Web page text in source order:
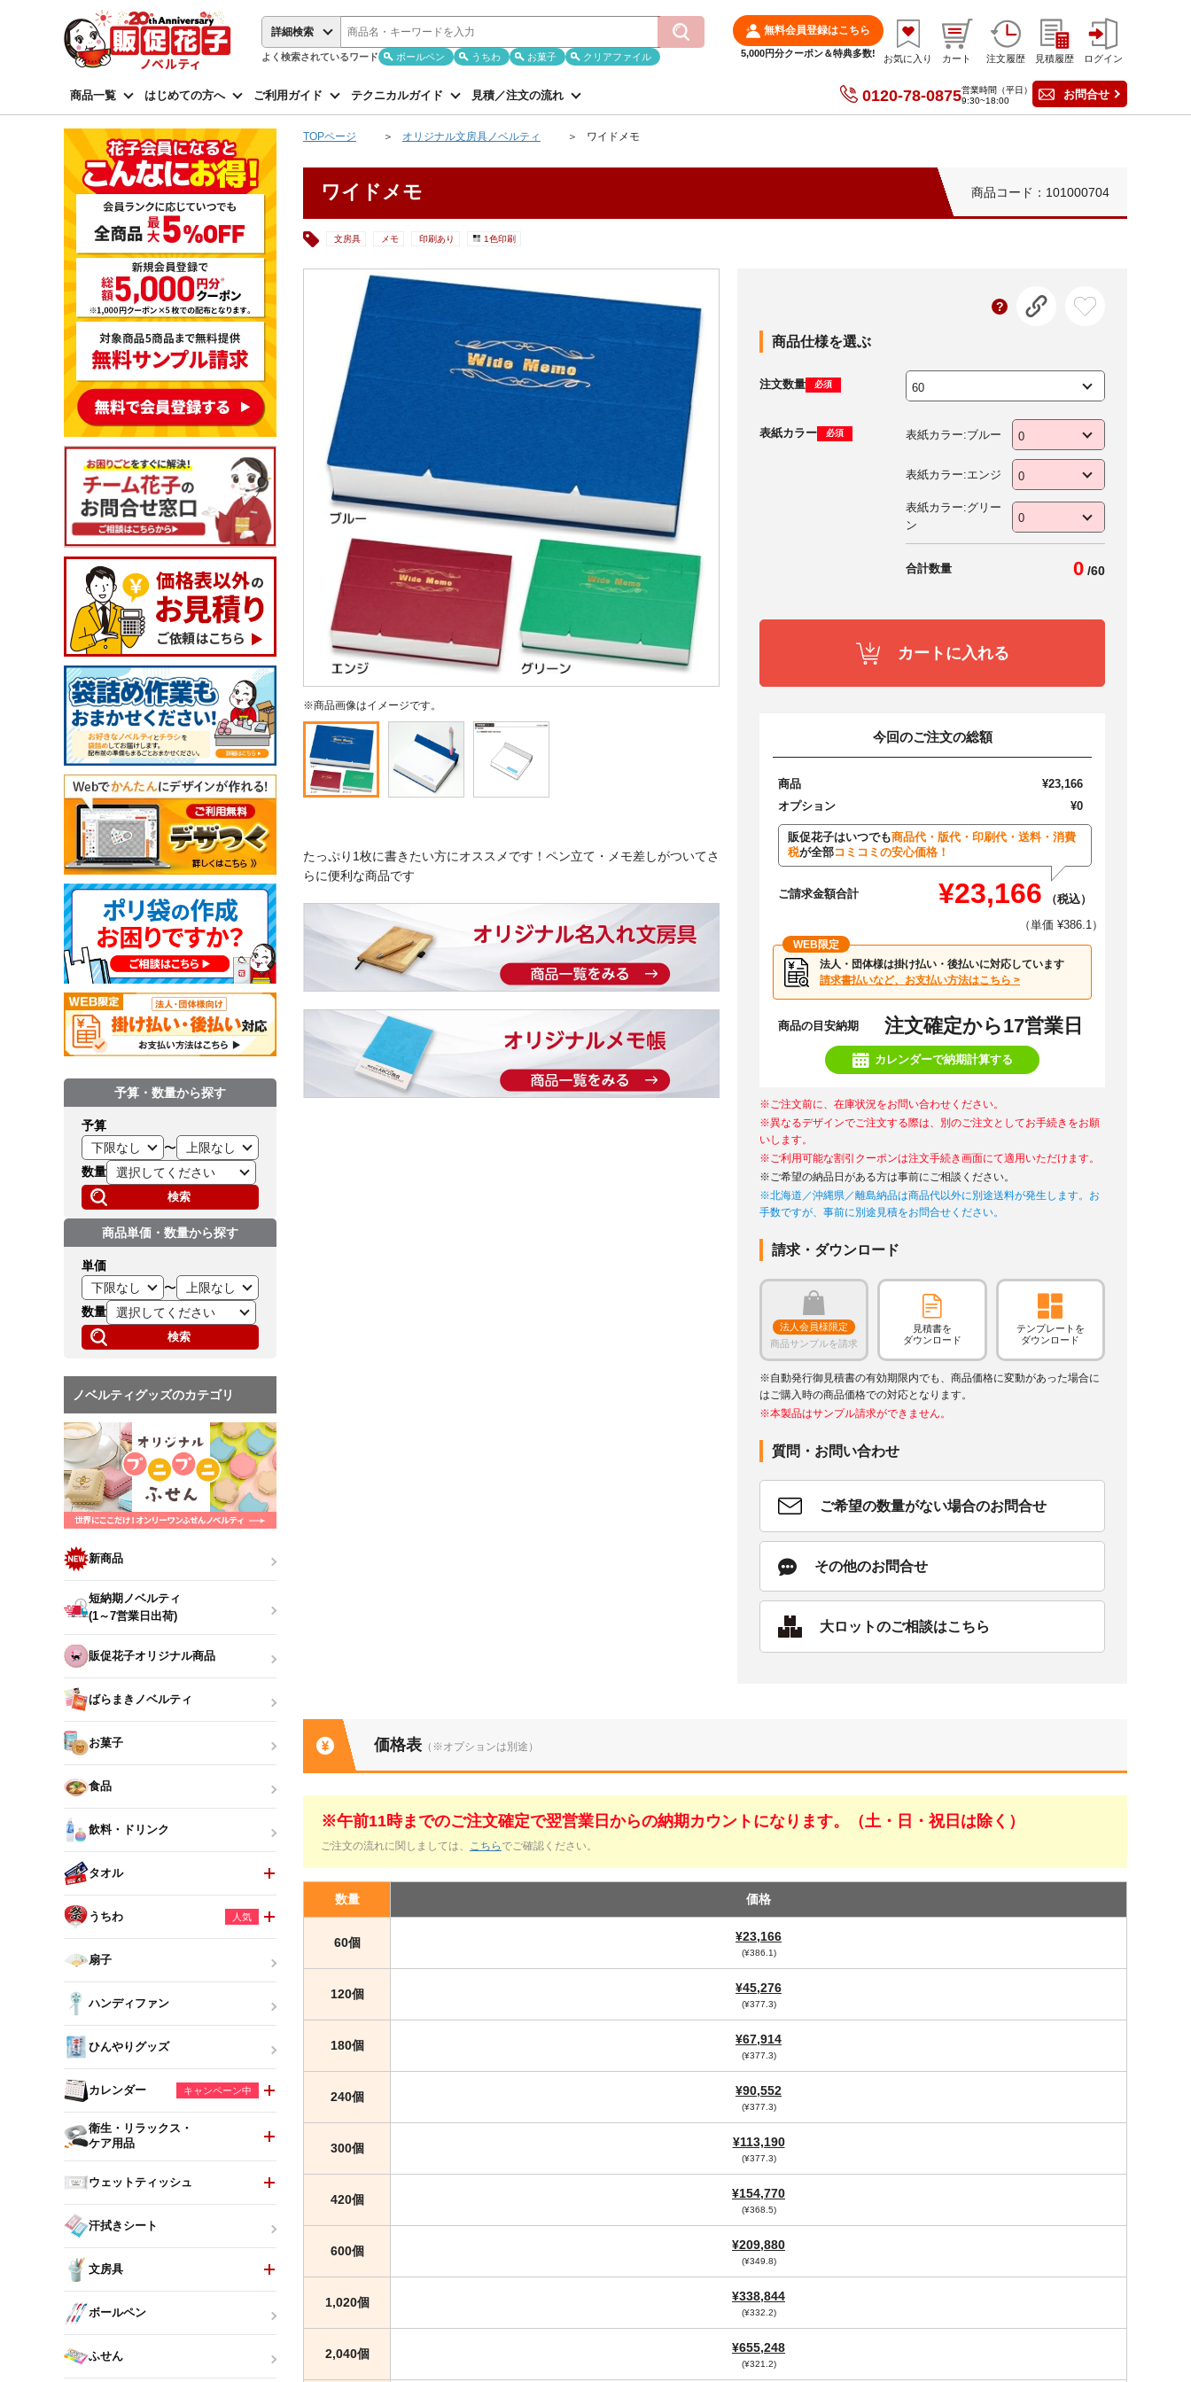
詳細検索
よく検索されているワード ボールペン うちわ お菓子 クリアファイル
無料会員登録はこちら
5,000円分クーポン＆特典多数! お気に入り カート 注文履歴 見積履歴 ログイン
商品一覧 はじめての方へ ご利用ガイド テクニカルガイド 見積／注文の流れ 0120-78-0875営業時間（平日）
9:30~18:00
お問合せ
TOPページ オリジナル文房具ノベルティ ワイドメモ
ワイドメモ 商品コード：101000704
文房具 メモ 印刷あり 1色印刷
※商品画像はイメージです。
たっぷり1枚に書きたい方にオススメです！ペン立て・メモ差しがついてさ
らに便利な商品です
商品仕様を選ぶ
注文数量 必須
表紙カラー 必須 表紙カラー:ブルー
表紙カラー:エンジ
表紙カラー:グリー
ン
合計数量 0 /60
カートに入れる
今回のご注文の総額
商品
¥23,166
オプション
¥0
販促花子はいつでも商品代・版代・印刷代・送料・消費
税が全部コミコミの安心価格！
ご請求金額合計 ¥23,166
（税込）
（単価 ¥386.1）
WEB限定
法人・団体様は掛け払い・後払いに対応しています
請求書払いなど、お支払い方法はこちら >
商品の目安納期 注文確定から17営業日
カレンダーで納期計算する
※ご注文前に、在庫状況をお問い合わせください。
※異なるデザインでご注文する際は、別のご注文としてお手続きをお願
いします。
※ご利用可能な割引クーポンは注文手続き画面にて適用いただけます。
※ご希望の納品日がある方は事前にご相談ください。
※北海道／沖縄県／離島納品は商品代以外に別途送料が発生します。お
手数ですが、事前に別途見積をお問合せください。
請求・ダウンロード
法人会員様限定
商品サンプルを請求
見積書を
ダウンロード
テンプレートを
ダウンロード
※自動発行御見積書の有効期限内でも、商品価格に変動があった場合に
はご購入時の商品価格での対応となります。
※本製品はサンプル請求ができません。
質問・お問い合わせ
ご希望の数量がない場合のお問合せ
その他のお問合せ
大ロットのご相談はこちら
価格表 （※オプションは別途）
※午前11時までのご注文確定で翌営業日からの納期カウントになります。（土・日・祝日は除く）
ご注文の流れに関しましては、 こちら でご確認ください。
数量 価格
60個 ¥23,166
(¥386.1)
120個 ¥45,276
(¥377.3)
180個 ¥67,914
(¥377.3)
240個 ¥90,552
(¥377.3)
300個 ¥113,190
(¥377.3)
420個 ¥154,770
(¥368.5)
600個 ¥209,880
(¥349.8)
1,020個 ¥338,844
(¥332.2)
2,040個 ¥655,248
(¥321.2)
予算・数量から探す
予算
〜
数量
検索
商品単価・数量から探す
単価
〜
数量
検索
ノベルティグッズのカテゴリ
新商品
短納期ノベルティ
(1～7営業日出荷)
販促花子オリジナル商品
ばらまきノベルティ
お菓子
食品
飲料・ドリンク
タオル
うちわ 人気
扇子
ハンディファン
ひんやりグッズ
カレンダー キャンペーン中
衛生・リラックス・
ケア用品
ウェットティッシュ
汗拭きシート
文房具
ボールペン
ふせん